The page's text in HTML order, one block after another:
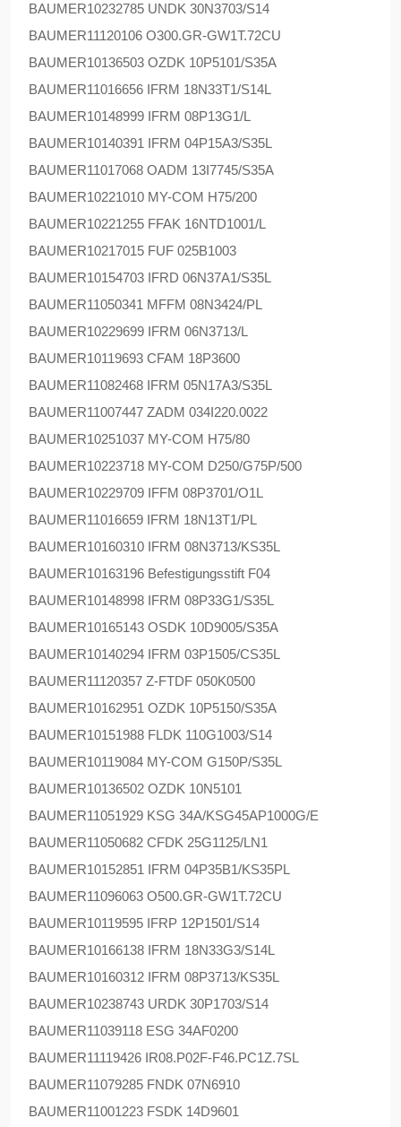
BAUMER10232785 UNDK 30N3703/S14
BAUMER11120106 O300.GR-GW1T.72CU
BAUMER10136503 OZDK 10P5101/S35A
BAUMER11016656 IFRM 18N33T1/S14L
BAUMER10148999 IFRM 08P13G1/L
BAUMER10140391 IFRM 04P15A3/S35L
BAUMER11017068 OADM 13I7745/S35A
BAUMER10221010 MY-COM H75/200
BAUMER10221255 FFAK 16NTD1001/L
BAUMER10217015 FUF 025B1003
BAUMER10154703 IFRD 06N37A1/S35L
BAUMER11050341 MFFM 08N3424/PL
BAUMER10229699 IFRM 06N3713/L
BAUMER10119693 CFAM 18P3600
BAUMER11082468 IFRM 05N17A3/S35L
BAUMER11007447 ZADM 034I220.0022
BAUMER10251037 MY-COM H75/80
BAUMER10223718 MY-COM D250/G75P/500
BAUMER10229709 IFFM 08P3701/O1L
BAUMER11016659 IFRM 18N13T1/PL
BAUMER10160310 IFRM 08N3713/KS35L
BAUMER10163196 Befestigungsstift F04
BAUMER10148998 IFRM 08P33G1/S35L
BAUMER10165143 OSDK 10D9005/S35A
BAUMER10140294 IFRM 03P1505/CS35L
BAUMER11120357 Z-FTDF 050K0500
BAUMER10162951 OZDK 10P5150/S35A
BAUMER10151988 FLDK 110G1003/S14
BAUMER10119084 MY-COM G150P/S35L
BAUMER10136502 OZDK 10N5101
BAUMER11051929 KSG 34A/KSG45AP1000G/E
BAUMER11050682 CFDK 25G1125/LN1
BAUMER10152851 IFRM 04P35B1/KS35PL
BAUMER11096063 O500.GR-GW1T.72CU
BAUMER10119595 IFRP 12P1501/S14
BAUMER10166138 IFRM 18N33G3/S14L
BAUMER10160312 IFRM 08P3713/KS35L
BAUMER10238743 URDK 30P1703/S14
BAUMER11039118 ESG 34AF0200
BAUMER11119426 IR08.P02F-F46.PC1Z.7SL
BAUMER11079285 FNDK 07N6910
BAUMER11001223 FSDK 14D9601